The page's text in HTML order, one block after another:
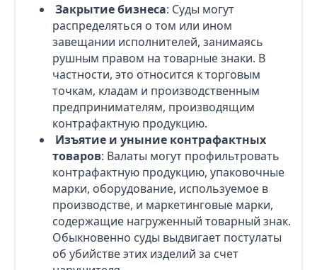
Закрытие бизнеса: Суды могут
распределяться о том или ином
завещании исполнителей, занимаясь
рушным правом на товарные знаки. В
частности, это относится к торговым
точкам, кладам и производственным
предпринимателям, производящим
контрафактную продукцию.
Изъятие и уныние контрафактных
товаров: Валаты могут профильтровать
контрафактную продукцию, упаковочные
марки, оборудование, используемое в
производстве, и маркетинговые марки,
содержащие нагруженный товарный знак.
Обыкновенно суды выдвигает постулаты
об убийстве этих изделий за счет